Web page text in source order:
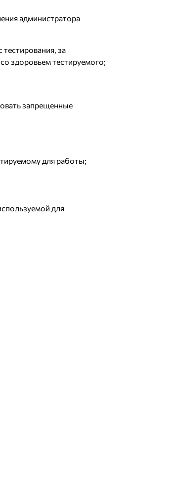
администратора
за
здоровьем тестируемого;
запрещенные
для работы;
для